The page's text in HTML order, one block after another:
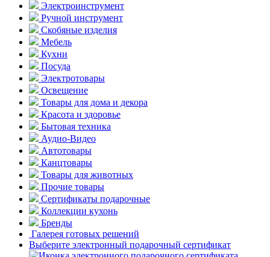
Электроинструмент
Ручной инструмент
Скобяные изделия
Мебель
Кухни
Посуда
Электротовары
Освещение
Товары для дома и декора
Красота и здоровье
Бытовая техника
Аудио-Видео
Автотовары
Канцтовары
Товары для животных
Прочие товары
Сертификаты подарочные
Коллекции кухонь
Бренды
Галерея готовых решений
Выберите электронный подарочный сертификат